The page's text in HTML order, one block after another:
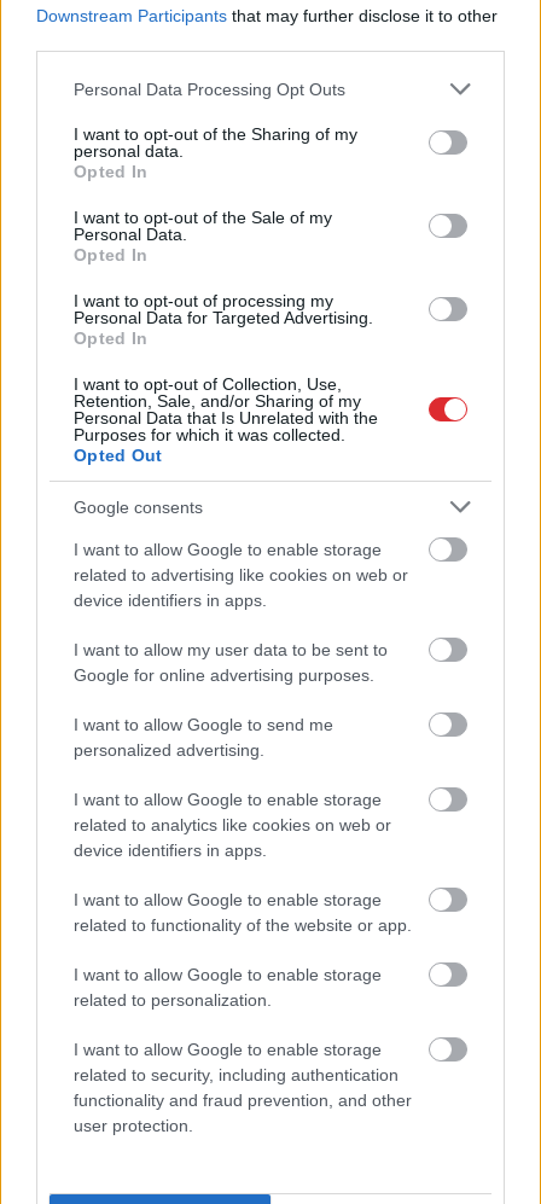
Downstream Participants that may further disclose it to other
Please note that this website/app uses one or more Google
not limited to your visit or usage behaviour. You may click to
grant or deny consent to Google and its third-party tags to
use your data for below specified purposes in below Google
consent section.
Personal Data Processing Opt Outs
I want to opt-out of the Sharing of my
personal data.
Opted In
I want to opt-out of the Sale of my
Personal Data.
Opted In
I want to opt-out of processing my
Personal Data for Targeted Advertising.
Opted In
I want to opt-out of Collection, Use,
Retention, Sale, and/or Sharing of my
Personal Data that Is Unrelated with the
Purposes for which it was collected.
Opted Out
Google consents
I want to allow Google to enable storage
related to advertising like cookies on web or
device identifiers in apps.
I want to allow my user data to be sent to
Google for online advertising purposes.
I want to allow Google to send me
personalized advertising.
I want to allow Google to enable storage
related to analytics like cookies on web or
device identifiers in apps.
I want to allow Google to enable storage
related to functionality of the website or app.
I want to allow Google to enable storage
related to personalization.
I want to allow Google to enable storage
related to security, including authentication
functionality and fraud prevention, and other
user protection.
Speciālistinosauc laikus,
kad kafiju labāk nedzert –
tā var negatīvi ietekmēt
tavu ķermeni
Nosaukti nāvējošākie automobiļi uz
ceļiem: turam īkšķus, lai neatrodi sarakstā
savu auto
nestrīdēties: viņi vienmēr atradīs veidu,
kā pamatīgi atriebties
“Tikai bagātie izmanto sabiedrisko
ar vilcienu, bet biļešu cena lika pārdomāt
Cik tālu deputāts var aizbraukt par valsts
naudu? Sabiedrība sāk rēķināt un atklājas
murgs – esi gatavs jau tagad!
Atcelt Ziņot